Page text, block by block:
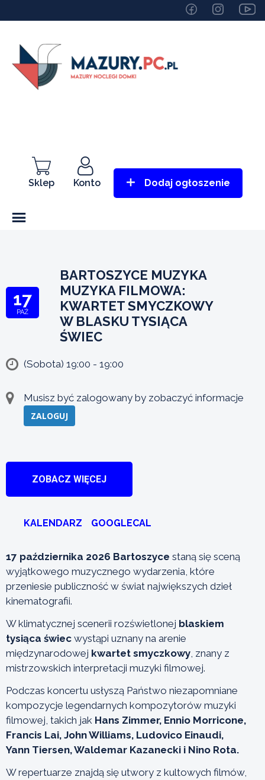
Sklep Konto Dodaj ogłoszenie
17
PAŹ
BARTOSZYCE MUZYKA
MUZYKA FILMOWA:
KWARTET SMYCZKOWY
W BLASKU TYSIĄCA
ŚWIEC
(Sobota) 19:00 - 19:00
Musisz być zalogowany by zobaczyć informacje
ZALOGUJ
ZOBACZ WIĘCEJ
KALENDARZ GOOGLECAL
17 października 2026 Bartoszyce staną się sceną
wyjątkowego muzycznego wydarzenia, które
przeniesie publiczność w świat największych dzieł
kinematografii.
W klimatycznej scenerii rozświetlonej blaskiem
tysiąca świec wystąpi uznany na arenie
międzynarodowej kwartet smyczkowy , znany z
mistrzowskich interpretacji muzyki filmowej.
Podczas koncertu usłyszą Państwo niezapomniane
kompozycje legendarnych kompozytorów muzyki
filmowej, takich jak Hans Zimmer, Ennio Morricone,
Francis Lai, John Williams, Ludovico Einaudi,
Yann Tiersen, Waldemar Kazanecki i Nino Rota.
W repertuarze znajdą się utwory z kultowych filmów,